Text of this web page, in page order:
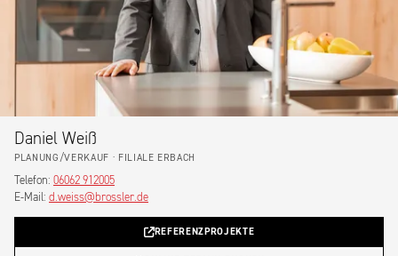
Daniel Weiß
PLANUNG/VERKAUF · FILIALE ERBACH
Telefon: 06062 912005
E-Mail: d.weiss@brossler.de
REFERENZPROJEKTE